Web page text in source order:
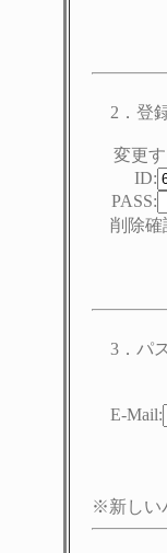
2．登
変更
ID:
PASS:
削除
3．パ
E-Mail:
※新しい